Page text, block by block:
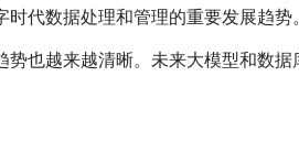
代数据处理和管理的重要发展趋势
也越来越清晰。未来大模型和数据